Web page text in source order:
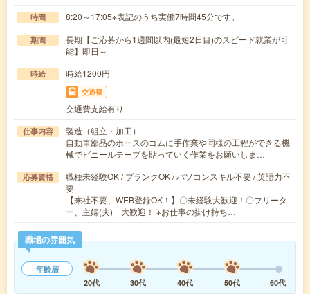
時間 8:20～17:05※表記のうち実働7時間45分です。
期間
長期【ご応募から1週間以内(最短2日目)のスピード就業が可
能】即日～
時給 時給1200円
交通費
交通費支給有り
仕事内容
製造（組立・加工）
自動車部品のホースのゴムに手作業や同様の工程ができる機
械でビニールテープを貼っていく作業をお願いしま…
応募資格
職種未経験OK / ブランクOK / パソコンスキル不要 / 英語力不
要
【来社不要、WEB登録OK！】〇未経験大歓迎！〇フリータ
ー、主婦(夫) 大歓迎！ ※お仕事の掛け持ち…
職場の雰囲気
年齢層
20代
30代 40代 50代 60代